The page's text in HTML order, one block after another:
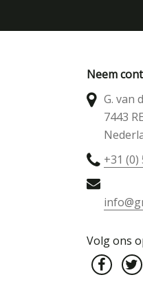
Neem
G. van
7443
+31 (0)
Volg ons